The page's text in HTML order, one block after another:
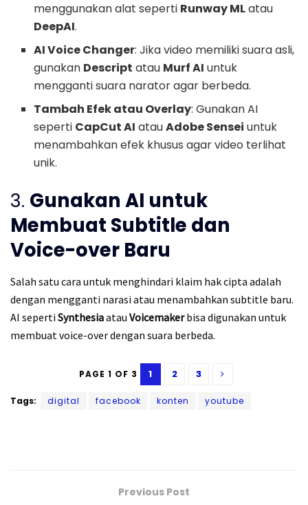
menggunakan alat seperti Runway MLatau
DeepAI.
AI Voice Changer: Jika video memiliki suara asli,
gunakan Descript atau Murf AI untuk
mengganti suara narator agar berbeda.
Tambah Efek atau Overlay: Gunakan AI
seperti CapCut AI atauAdobe Sensei untuk
menambahkan efek khusus agar video terlihat
unik.
3. Gunakan AI untuk
Membuat Subtitle dan
Voice-over Baru
Salah satu cara untuk menghindari klaim hak cipta adalah
dengan mengganti narasi atau menambahkan subtitle baru.
AI sepertiSynthesiaatau Voicemakerbisa digunakan untuk
membuat voice-over dengan suara berbeda.
PAGE 1 OF 3 1 2 3
Tags: digital facebook konten youtube
Previous Post